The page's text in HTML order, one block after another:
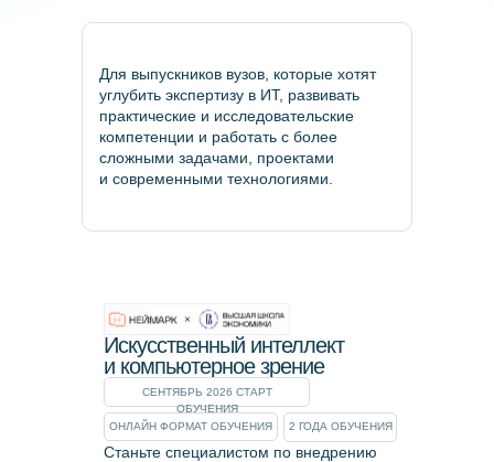
Для выпускников вузов, которые хотят
углубить экспертизу в ИТ, развивать
практические и исследовательские
компетенции и работать с более
сложными задачами, проектами
и современными технологиями.
Искусственный интеллект
и компьютерное зрение
ОНЛАЙН ФОРМАТ ОБУЧЕНИЯ 2 ГОДА ОБУЧЕНИЯ
СЕНТЯБРЬ 2026 СТАРТ
ОБУЧЕНИЯ
Станьте специалистом по внедрению